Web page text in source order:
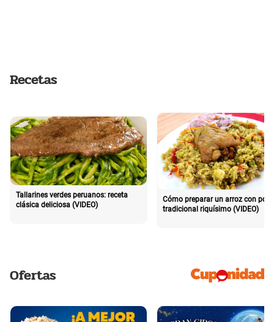
Recetas
Tallarines verdes peruanos: receta
clásica deliciosa (VIDEO)
Cómo preparar un arroz con pollo
tradicional riquísimo (VIDEO)
Ofertas